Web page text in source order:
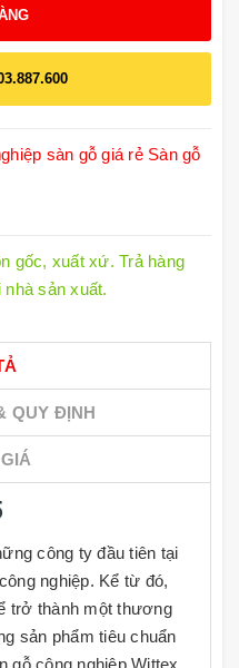
sàn gỗ giá rẻ Sàn gỗ
gốc, xuất xứ. Trả hàng
nhà sản xuất.
QUY ĐỊNH
công ty đầu tiên tại
nghiệp. Kể từ đó,
trở thành một thương
sản phẩm tiêu chuẩn
gỗ công nghiệp Wittex